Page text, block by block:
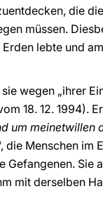
die
müssen.
lebte und
wegen „ihrer
18. 12. 1994).
um
die Menschen
Gefangenen.
mit derselben